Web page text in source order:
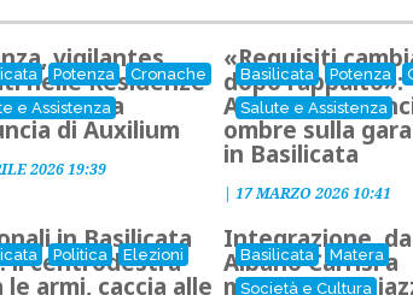
Potenza
Cronache
e Assistenza
vigilantes
nelle Residenze
la
di Auxilium
2026 19:39
Basilicata Potenza
Salute e Assistenza
«Requisiti
dopo l’appalto»:
Auxilium
ombre sulla
in Basilicata
|17 MARZO 2026 10:41
Politica Elezioni
in Basilicata
il centrodestra
le armi, caccia alle
Basilicata
Matera
Società e Cultura
Integrazione, da
Albano Carrisi a
monsignor